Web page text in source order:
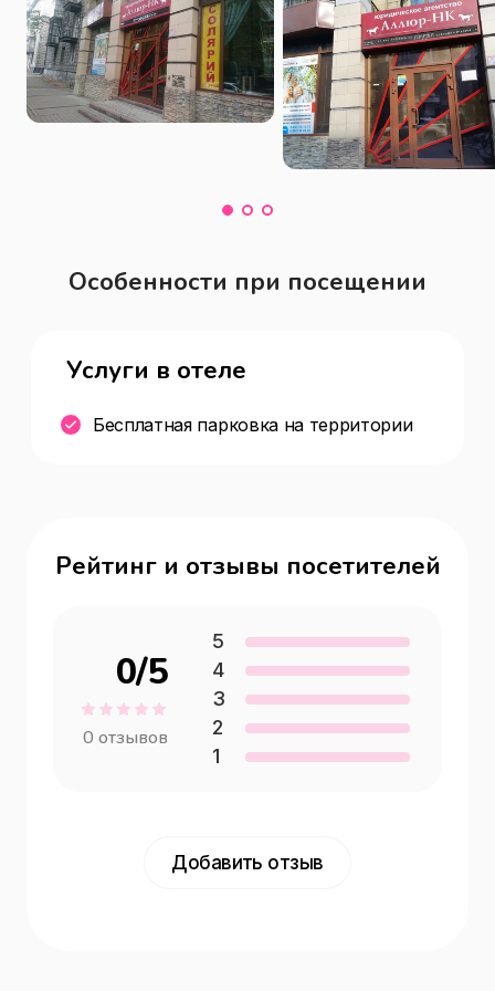
Особенности при посещении
Услуги в отеле
Бесплатная парковка на территории
Рейтинг и отзывы посетителей
0/5
0 отзывов
5
4
3
2
1
Добавить отзыв